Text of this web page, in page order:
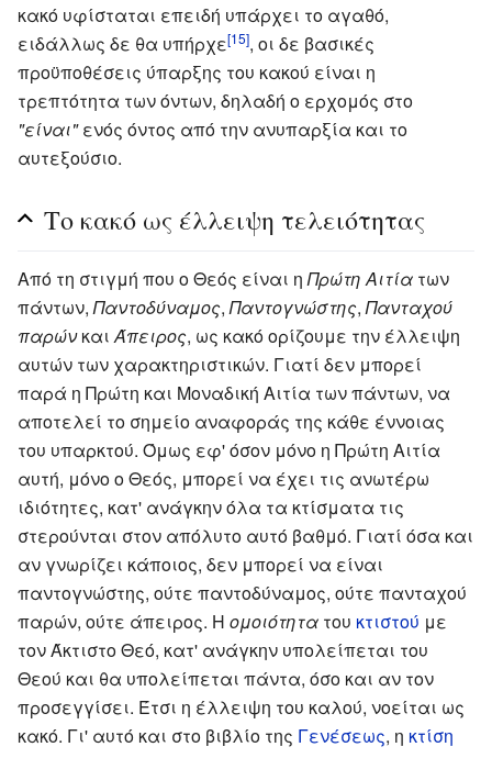
κακό υφίσταται επειδή υπάρχει το αγαθό,
ειδάλλως δε θα υπήρχε[15], οι δε βασικές
προϋποθέσεις ύπαρξης του κακού είναι η
τρεπτότητα των όντων, δηλαδή ο ερχομός στο
"είναι"ενός όντος από την ανυπαρξία και το
αυτεξούσιο.
Το κακό ως έλλειψη τελειότητας
Από τη στιγμή που ο Θεός είναι η Πρώτη Αιτία των
πάντων, Παντοδύναμος, Παντογνώστης, Πανταχού
παρώνκαι Άπειρος, ως κακό ορίζουμε την έλλειψη
αυτών των χαρακτηριστικών. Γιατί δεν μπορεί
παρά η Πρώτη και Μοναδική Αιτία των πάντων, να
αποτελεί το σημείο αναφοράς της κάθε έννοιας
του υπαρκτού. Όμως εφ' όσον μόνο η Πρώτη Αιτία
αυτή, μόνο ο Θεός, μπορεί να έχει τις ανωτέρω
ιδιότητες, κατ' ανάγκην όλα τα κτίσματα τις
στερούνται στον απόλυτο αυτό βαθμό. Γιατί όσα και
αν γνωρίζει κάποιος, δεν μπορεί να είναι
παντογνώστης, ούτε παντοδύναμος, ούτε πανταχού
παρών, ούτε άπειρος. Η ομοιότητα του κτιστού με
τον Άκτιστο Θεό, κατ' ανάγκην υπολείπεται του
Θεού και θα υπολείπεται πάντα, όσο και αν τον
προσεγγίσει. Έτσι η έλλειψη του καλού, νοείται ως
κακό. Γι' αυτό και στο βιβλίο της Γενέσεως, η κτίση